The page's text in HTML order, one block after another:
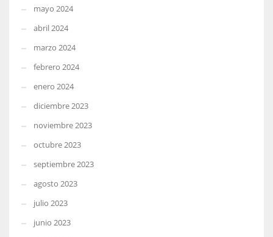
mayo 2024
abril 2024
marzo 2024
febrero 2024
enero 2024
diciembre 2023
noviembre 2023
octubre 2023
septiembre 2023
agosto 2023
julio 2023
junio 2023